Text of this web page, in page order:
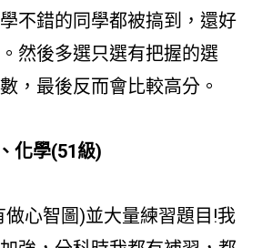
不錯的同學都被搞到，還好
然後多選只選有把握的選
，最後反而會比較高分。
化學(51級)
心智圖)並大量練習題目!我